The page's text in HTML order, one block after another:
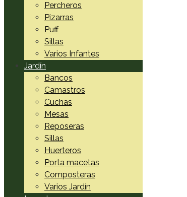
Percheros
Pizarras
Puff
Sillas
Varios Infantes
Jardín
Bancos
Camastros
Cuchas
Mesas
Reposeras
Sillas
Huerteros
Porta macetas
Composteras
Varios Jardín